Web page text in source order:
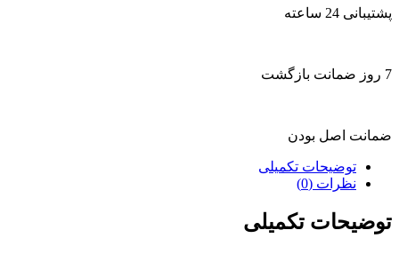
پشتیبانی 24 ساعته
7 روز ضمانت بازگشت
ضمانت اصل بودن
توضیحات تکمیلی
نظرات (0)
توضیحات تکمیلی